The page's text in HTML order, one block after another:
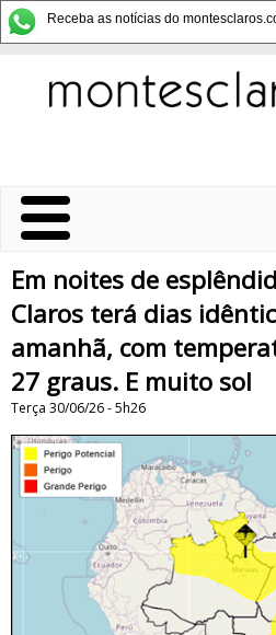
Receba as notícias do
Em noites de
Claros terá dias
amanhã, com
27 graus. E muito sol
Terça 30/06/26 - 5h26